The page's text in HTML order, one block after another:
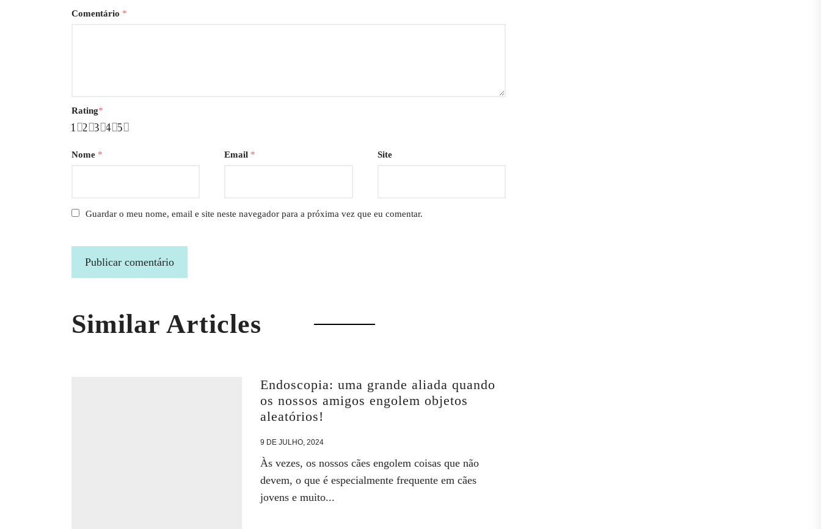
Comentário *
Rating*
5
4
3
2
1
Nome * Email * Site
Guardar o meu nome, email e site neste navegador para a próxima vez que eu comentar.
Similar Articles
Endoscopia: uma grande aliada quando
os nossos amigos engolem objetos
aleatórios!
9 DE JULHO, 2024
Às vezes, os nossos cães engolem coisas que não
devem, o que é especialmente frequente em cães
jovens e muito...